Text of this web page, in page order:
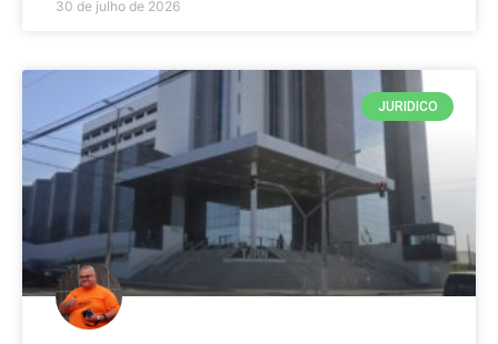
30 de julho de 2026
JURIDICO